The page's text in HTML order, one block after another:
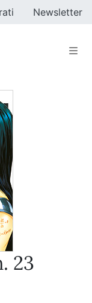
Newsletter
23